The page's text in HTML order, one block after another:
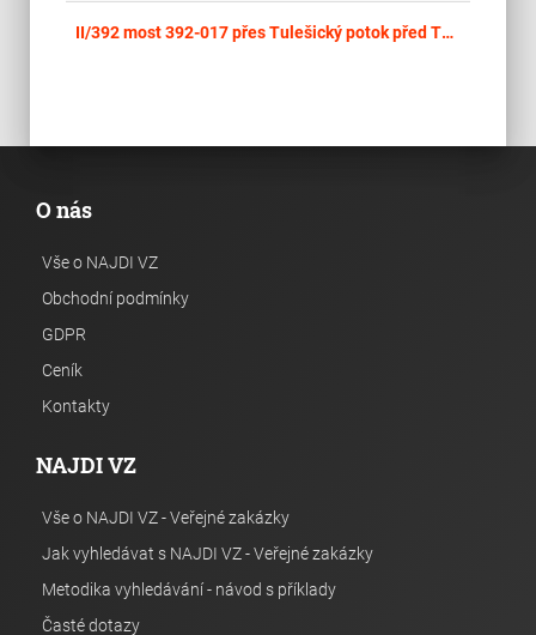
II/392 most 392-017 přes Tulešický potok před Tulešicemi
O nás
Vše o NAJDI VZ
Obchodní podmínky
GDPR
Ceník
Kontakty
NAJDI VZ
Vše o NAJDI VZ - Veřejné zakázky
Jak vyhledávat s NAJDI VZ - Veřejné zakázky
Metodika vyhledávání - návod s příklady
Časté dotazy